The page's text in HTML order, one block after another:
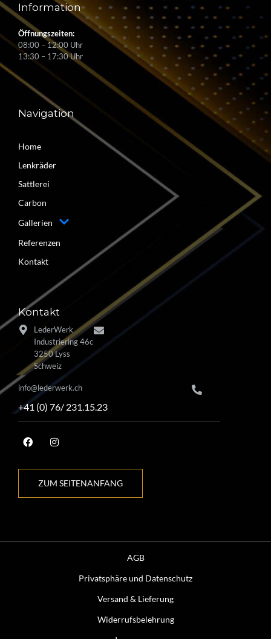
Information
Öffnungszeiten:
08:00 – 12:00 Uhr
13:30 – 17:30 Uhr
Navigation
Home
Lenkräder
Sattlerei
Carbon
Gallerien
Referenzen
Kontakt
Kontakt
LederWerk
Industriering 46c
3250 Lyss
Schweiz
info@lederwerk.ch
+41 (0) 76/ 231.15.23
ZUM SEITENANFANG
AGB
Privatsphäre und Datenschutz
Versand & Lieferung
Widerrufsbelehrung